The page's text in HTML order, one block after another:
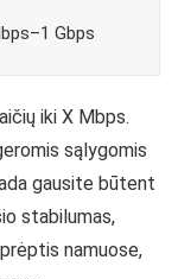
Gbps
iki X Mbps.
sąlygomis
gausite būtent
stabilumas,
namuose,